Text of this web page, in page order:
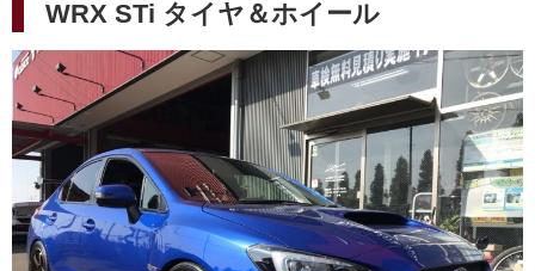
日:
WRX STi タイヤ＆ホイール